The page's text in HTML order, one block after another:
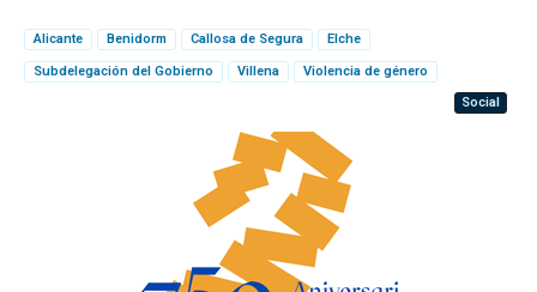
Alicante Benidorm Callosa de Segura Elche
Subdelegación del Gobierno Villena
Violencia de género
Social